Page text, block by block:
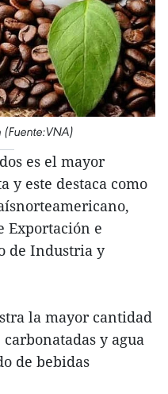
(Fuente:VNA)
es el mayor
y este destaca como
Exportación e
de Industria y
la mayor cantidad
y agua
de bebidas